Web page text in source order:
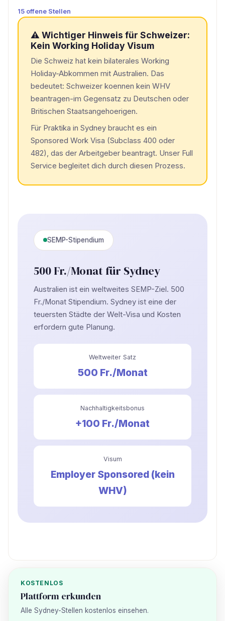
15 offene Stellen
⚠️ Wichtiger Hinweis für Schweizer:
Kein Working Holiday Visum
Die Schweiz hat kein bilaterales Working
Holiday-Abkommen mit Australien. Das
bedeutet: Schweizer koennen kein WHV
beantragen-im Gegensatz zu Deutschen oder
Britischen Staatsangehoerigen.
Für Praktika in Sydney braucht es ein
Sponsored Work Visa (Subclass 400 oder
482), das der Arbeitgeber beantragt. Unser Full
Service begleitet dich durch diesen Prozess.
SEMP-Stipendium
500 Fr./Monat für Sydney
Australien ist ein weltweites SEMP-Ziel. 500
Fr./Monat Stipendium. Sydney ist eine der
teuersten Städte der Welt-Visa und Kosten
erfordern gute Planung.
Weltweiter Satz
500 Fr./Monat
Nachhaltigkeitsbonus
+100 Fr./Monat
Visum
Employer Sponsored (kein
WHV)
KOSTENLOS
Plattform erkunden
Alle Sydney-Stellen kostenlos einsehen.